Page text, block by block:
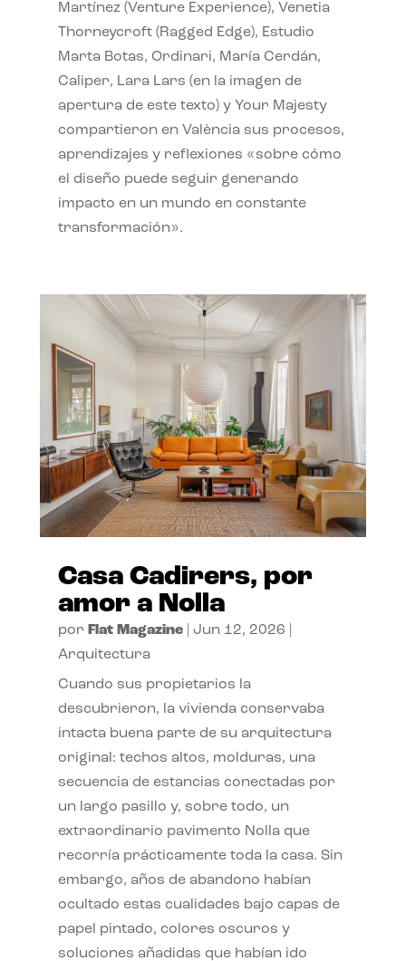
Martínez (Venture Experience), Venetia
Thorneycroft (Ragged Edge), Estudio
Marta Botas, Ordinari, María Cerdán,
Caliper, Lara Lars (en la imagen de
apertura de este texto) y Your Majesty
compartieron en València sus procesos,
aprendizajes y reflexiones «sobre cómo
el diseño puede seguir generando
impacto en un mundo en constante
transformación».
Casa Cadirers, por
amor a Nolla
por Flat Magazine| Jun 12, 2026
Arquitectura
Cuando sus propietarios la
descubrieron, la vivienda conservaba
intacta buena parte de su arquitectura
original: techos altos, molduras, una
secuencia de estancias conectadas por
un largo pasillo y, sobre todo, un
extraordinario pavimento Nolla que
recorría prácticamente toda la casa. Sin
embargo, años de abandono habían
ocultado estas cualidades bajo capas de
papel pintado, colores oscuros y
soluciones añadidas que habían ido